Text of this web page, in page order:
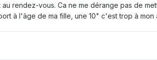
rendez-vous. Ca ne me dérange pas de
à l'âge de ma fille, une 10" c'est trop à mon